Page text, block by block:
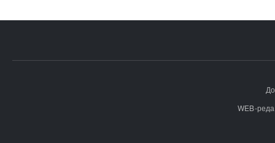
WEB-